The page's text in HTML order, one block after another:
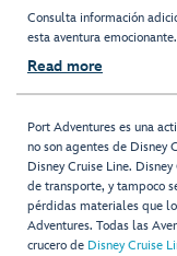
Consulta información
esta aventura emocionante.
Read more
Port Adventures es una
no son agentes de Disney
Disney Cruise Line.
de transporte, y tampoco
pérdidas materiales que
Adventures. Todas las
crucero de Disney Cruise